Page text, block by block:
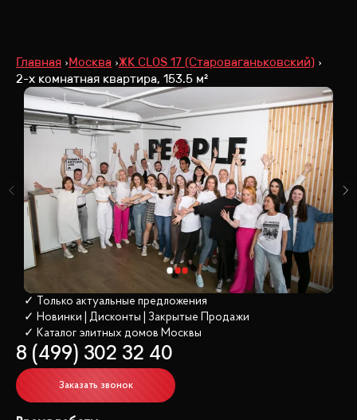
Главная Москва ЖК CLOS 17 (Староваганьковский)
2-х комнатная квартира, 153.5 м²
✓ Только актуальные предложения
✓ Новинки | Дисконты | Закрытые Продажи
✓ Каталог элитных домов Москвы
8 (499) 302 32 40
Заказать звонок